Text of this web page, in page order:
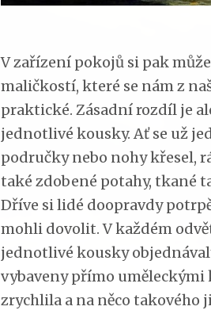
V zařízení pokojů si pak
maličkostí, které se nám z
praktické. Zásadní rozdíl je
jednotlivé kousky. Ať se už
područky nebo nohy křesel,
také zdobené potahy, tkané
Dříve si lidé doopravdy
mohli dovolit. V každém
jednotlivé kousky
vybaveny přímo uměleckými
zrychlila a na něco takového